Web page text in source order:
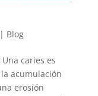
Blog
caries es
acumulación
erosión